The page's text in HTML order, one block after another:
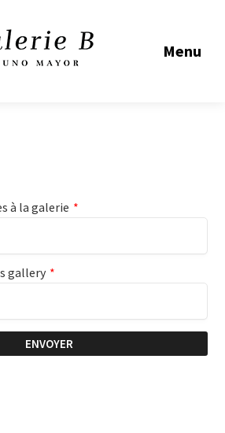
Menu
à la galerie *
gallery *
ENVOYER